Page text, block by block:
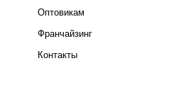
Оптовикам
Франчайзинг
Контакты